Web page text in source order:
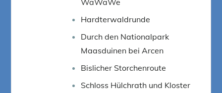
Hardterwaldrunde
Durch den Nationalpark
Maasduinen bei Arcen
Bislicher Storchenroute
Schloss Hülchrath und Kloster